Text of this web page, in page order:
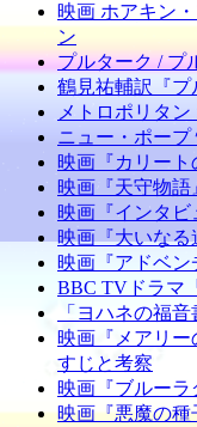
映画 ホアキン
ン
プルターク / プ
鶴見祐輔訳『プ
メトロポリタ
ニュー・ポープ
映画『カリート
映画『天守物語
映画『インタビ
映画『大いなる
映画『アドベン
BBC TVドラマ
「ヨハネの福
映画『メアリー
すじと考察
映画『ブルーラ
映画『悪魔の種